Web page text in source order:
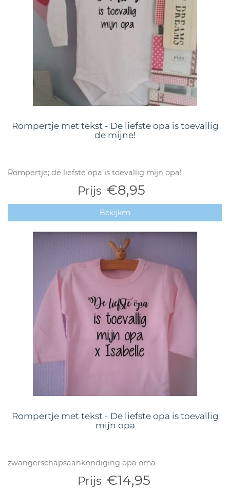
Rompertje met tekst - De liefste opa is toevallig
de mijne!
Rompertje; de liefste opa is toevallig mijn opa!
Prijs €8,95
Bekijken
Rompertje met tekst - De liefste opa is toevallig
mijn opa
zwangerschapsaankondiging opa oma
Prijs €14,95